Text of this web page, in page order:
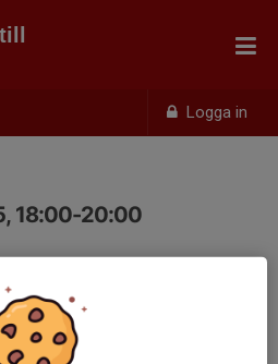
Logga in
18:00-20:00